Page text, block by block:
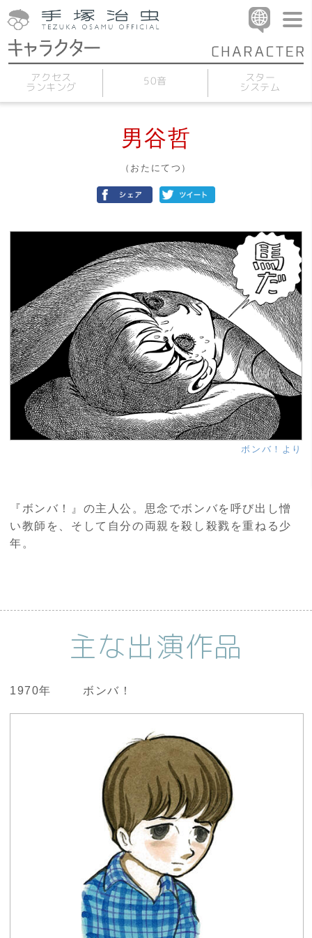
アクセス
ランキング 50音 スター
システム
男谷哲
（おたにてつ）
ボンバ！より
『ボンバ！』の主人公。思念でボンバを呼び出し憎
い教師を、そして自分の両親を殺し殺戮を重ねる少
年。
主な出演作品
1970年 ボンバ！